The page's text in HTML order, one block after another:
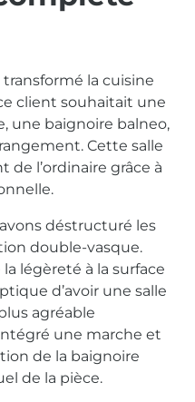
la cuisine
client souhaitait une
une baignoire balneo,
Cette salle
l’ordinaire grâce à
déstructuré les
double-vasque.
légèreté à la surface
d’avoir une salle
agréable
une marche et
de la baignoire
de la pièce.